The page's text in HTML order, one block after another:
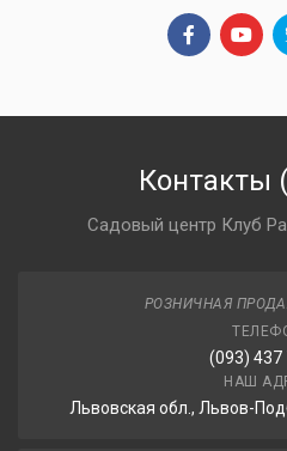
Контакты (
Садовый центр Клуб
РОЗНИЧНАЯ
(093) 437
НАШ
Львовская обл., Львов-